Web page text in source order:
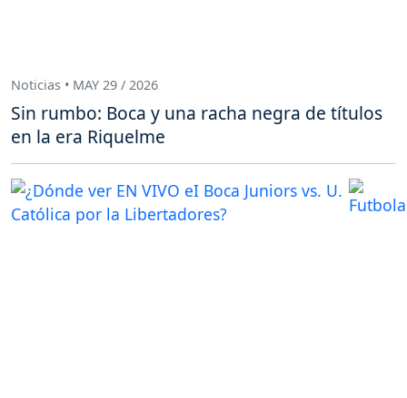
Noticias • MAY 29 / 2026
Sin rumbo: Boca y una racha negra de títulos
en la era Riquelme